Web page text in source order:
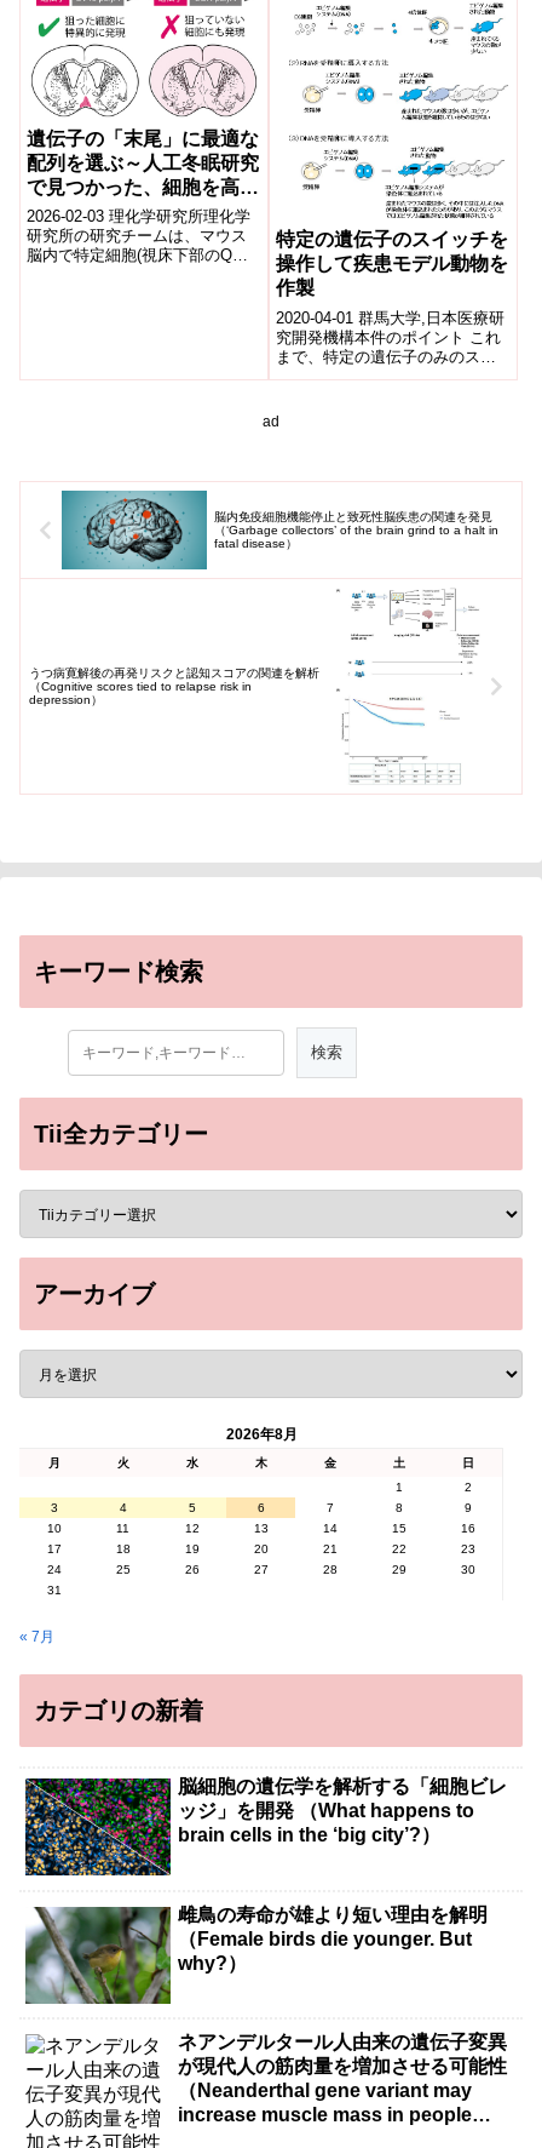
遺伝子の「末尾」に最適な
配列を選ぶ～人工冬眠研究
で見つかった、細胞を高精
度に操る意外なヒント～
2026-02-03 理化学研究所理化学
研究所の研究チームは、マウス
脳内で特定細胞(視床下部のQ神
特定の遺伝子のスイッチを
操作して疾患モデル動物を
作製
2020-04-01 群馬大学,日本医療研
究開発機構本件のポイント これ
まで、特定の遺伝子のみのスイ
ッチ(エピゲノム*1)をオンにした
ad
脳内免疫細胞機能停止と致死性脳疾患の関連を発見
（‘Garbage collectors’ of the brain grind to a halt in
fatal disease）
うつ病寛解後の再発リスクと認知スコアの関連を解析
（Cognitive scores tied to relapse risk in
depression）
キーワード検索
Tii全カテゴリー
アーカイブ
2026年8月
月 火 水 木 金 土
日
1
2
3
4 5 6 7 8
9
10
11 12 13 14 15
16
17
18 19 20 21 22
23
24
25 26 27 28 29
30
31
« 7月
カテゴリの新着
脳細胞の遺伝学を解析する「細胞ビレ
ッジ」を開発 （What happens to
brain cells in the ‘big city’?）
雌鳥の寿命が雄より短い理由を解明
（Female birds die younger. But
why?）
ネアンデルタール人由来の遺伝子変異
が現代人の筋肉量を増加させる可能性
（Neanderthal gene variant may
increase muscle mass in people